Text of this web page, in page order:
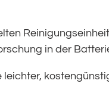
in der
leichter,